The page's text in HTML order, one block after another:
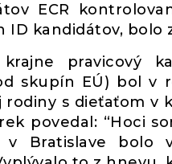
ECR
ID kandidátov, bolo
krajne pravicový
skupín EÚ) bol v
rodiny s dieťaťom v
povedal: “Hoci
v Bratislave bolo